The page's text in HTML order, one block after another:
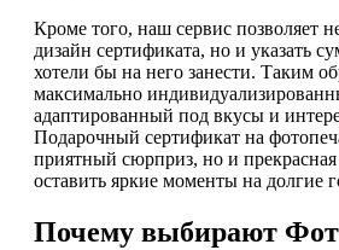
Кроме того, наш сервис позволяет
дизайн сертификата, но и указать
хотели бы на него занести. Таким
максимально
адаптированный под вкусы и
Подарочный сертификат на
приятный сюрприз, но и
оставить яркие моменты на долгие
Почему выбирают